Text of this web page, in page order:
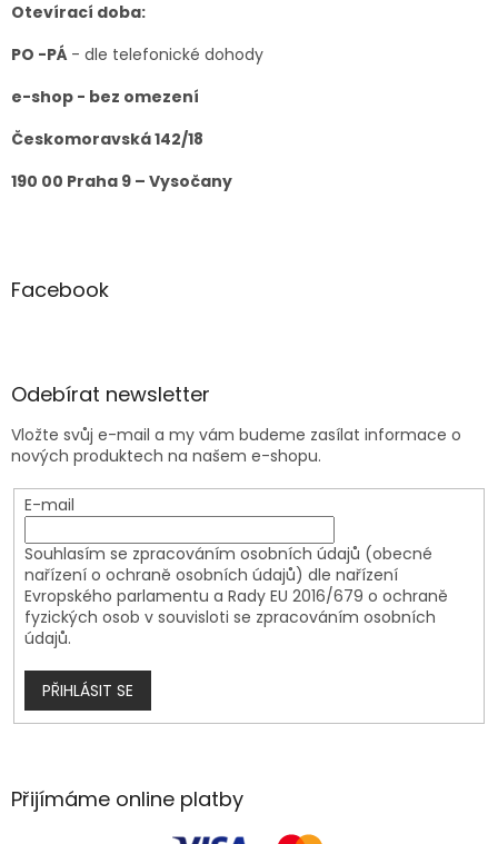
Otevírací doba:
PO -PÁ - dle telefonické dohody
e-shop - bez omezení
Českomoravská 142/18
190 00 Praha 9 – Vysočany
Facebook
Odebírat newsletter
Vložte svůj e-mail a my vám budeme zasílat informace o
nových produktech na našem e-shopu.
E-mail
Souhlasím se zpracováním osobních údajů (obecné
nařízení o ochraně osobních údajů) dle nařízení
Evropského parlamentu a Rady EU 2016/679 o ochraně
fyzických osob v souvisloti se zpracováním osobních
údajů.
PŘIHLÁSIT SE
Přijímáme online platby